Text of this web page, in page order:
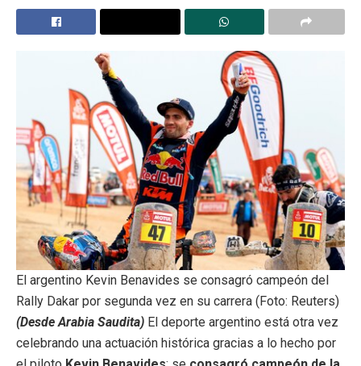
El argentino Kevin Benavides se consagró campeón del
Rally Dakar por segunda vez en su carrera (Foto: Reuters)
(Desde Arabia Saudita) El deporte argentino está otra vez
celebrando una actuación histórica gracias a lo hecho por